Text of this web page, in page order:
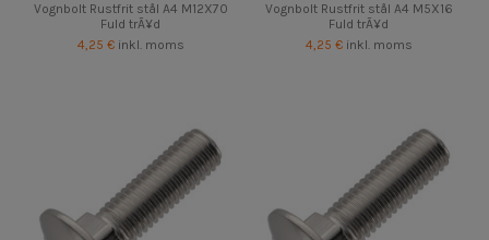
Vognbolt Rustfrit stål A4 M12X70
Fuld trÃ¥d
4,25 € inkl. moms
Vognbolt Rustfrit stål A4 M5X16
Fuld trÃ¥d
4,25 € inkl. moms